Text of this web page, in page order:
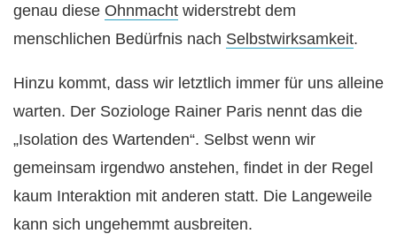
genau diese Ohnmacht widerstrebt dem
menschlichen Bedürfnis nach Selbstwirksamkeit.
Hinzu kommt, dass wir letztlich immer für uns alleine
warten. Der Soziologe Rainer Paris nennt das die
„Isolation des Wartenden“. Selbst wenn wir
gemeinsam irgendwo anstehen, findet in der Regel
kaum Interaktion mit anderen statt. Die Langeweile
kann sich ungehemmt ausbreiten.